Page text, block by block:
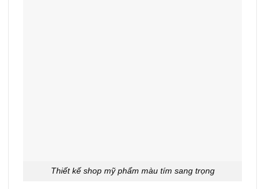
Thiết kế shop mỹ phẩm màu tím sang trọng